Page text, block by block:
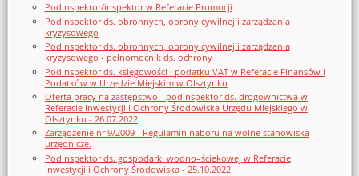
Podinspektor/inspektor w Referacie Promocji
Podinspektor ds. obronnych, obrony cywilnej i zarządzania
kryzysowego
Podinspektor ds. obronnych, obrony cywilnej i zarządzania
kryzysowego - pełnomocnik ds. ochrony
Podinspektor ds. księgowości i podatku VAT w Referacie Finansów i
Podatków w Urzędzie Miejskim w Olsztynku
Oferta pracy na zastępstwo - podinspektor ds. drogownictwa w
Referacie Inwestycji i Ochrony Środowiska Urzędu Miejskiego w
Olsztynku - 26.07.2022
Zarządzenie nr 9/2009 - Regulamin naboru na wolne stanowiska
urzędnicze.
Podinspektor ds. gospodarki wodno–ściekowej w Referacie
Inwestycji i Ochrony Środowiska - 25.10.2022